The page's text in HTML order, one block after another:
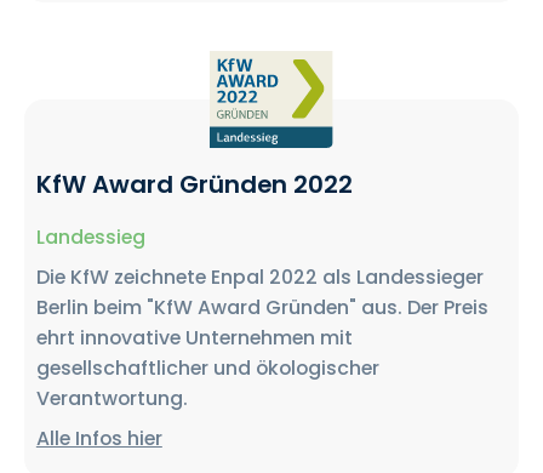
KfW Award Gründen 2022
Landessieg
Die KfW zeichnete Enpal 2022 als Landessieger
Berlin beim "KfW Award Gründen" aus. Der Preis
ehrt innovative Unternehmen mit
gesellschaftlicher und ökologischer
Verantwortung.
Alle Infos hier